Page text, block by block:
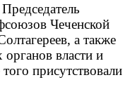
Чеченской
а также
органов власти и
присутствовали